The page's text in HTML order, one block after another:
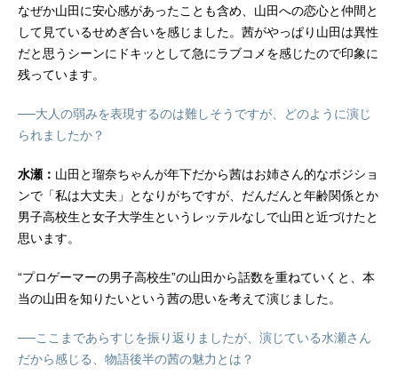
なぜか山田に安心感があったことも含め、山田への恋心と仲間と
して見ているせめぎ合いを感じました。茜がやっぱり山田は異性
だと思うシーンにドキッとして急にラブコメを感じたので印象に
残っています。
──大人の弱みを表現するのは難しそうですが、どのように演じ
られましたか？
水瀬： 山田と瑠奈ちゃんが年下だから茜はお姉さん的なポジショ
ンで「私は大丈夫」となりがちですが、だんだんと年齢関係とか
男子高校生と女子大学生というレッテルなしで山田と近づけたと
思います。
“プロゲーマーの男子高校生”の山田から話数を重ねていくと、本
当の山田を知りたいという茜の思いを考えて演じました。
──ここまであらすじを振り返りましたが、演じている水瀬さん
だから感じる、物語後半の茜の魅力とは？